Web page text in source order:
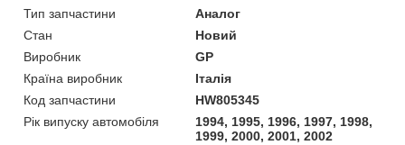
Тип запчастини
Аналог
Стан
Новий
Виробник
GP
Країна виробник
Італія
Код запчастини
HW805345
Рік випуску автомобіля
1994, 1995, 1996, 1997, 1998,
1999, 2000, 2001, 2002